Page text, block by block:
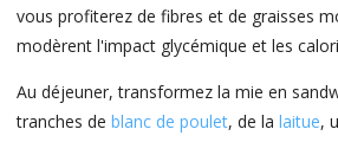
vous profiterez de fibres et de graisses
modèrent l'impact glycémique et les
Au déjeuner, transformez la mie en
tranches de blanc de poulet, de la laitue,